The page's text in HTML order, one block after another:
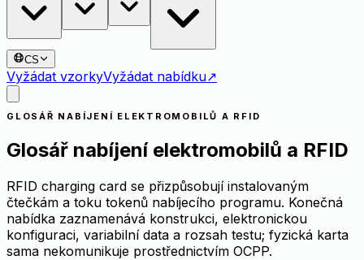
CS
Vyžádat vzorkyVyžádat nabídku↗
GLOSÁŘ NABÍJENÍ ELEKTROMOBILŮ A RFID
Glosář nabíjení elektromobilů a RFID
RFID charging card se přizpůsobují instalovaným
čtečkám a toku tokenů nabíjecího programu. Konečná
nabídka zaznamenává konstrukci, elektronickou
konfiguraci, variabilní data a rozsah testu; fyzická karta
sama nekomunikuje prostřednictvím OCPP.